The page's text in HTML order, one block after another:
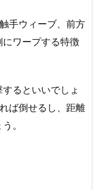
手ウィーブ、前方
ワープする特徴
るといいでしょ
ば倒せるし、距離
。